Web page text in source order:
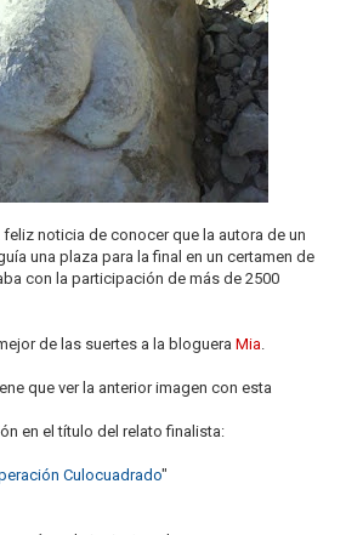
o
n
noticia de conocer que la autora de un
una plaza para la final en un certamen de
con la participación de más de 2500
de las suertes a la bloguera Mia.
que ver la anterior imagen con esta
en el título del relato finalista:
Culocuadrado"